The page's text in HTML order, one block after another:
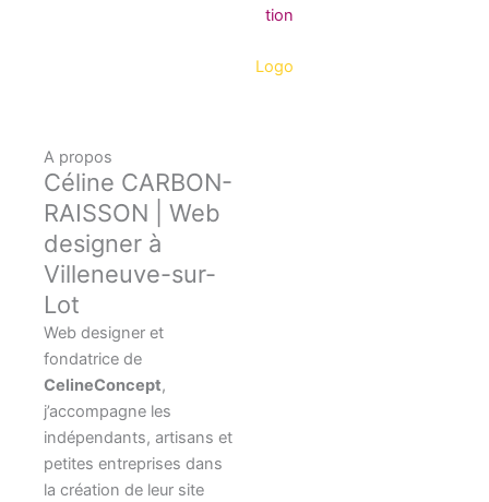
tion
Logo
A propos
Céline CARBON-
RAISSON | Web
designer à
Villeneuve-sur-
Lot
Web designer et
fondatrice de
CelineConcept,
j’accompagne les
indépendants, artisans et
petites entreprises dans
la création de leur site